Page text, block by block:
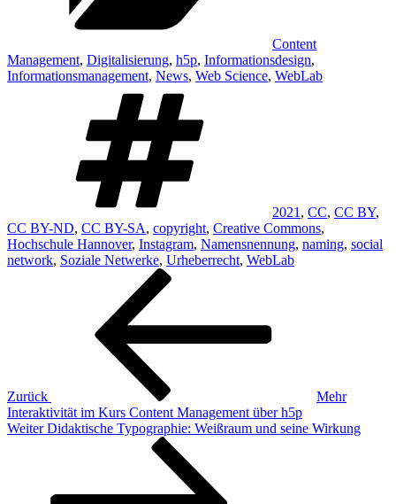
Content
Management, Digitalisierung, h5p, Informationsdesign,
Informationsmanagement, News, Web Science, WebLab
2021 , CC, CC BY,
CC BY-ND, CC BY-SA, copyright, Creative Commons,
Hochschule Hannover, Instagram, Namensnennung, naming, social
network, Soziale Netwerke, Urheberrecht, WebLab
Beitragsnavigation
Zurück
Mehr
Interaktivität im Kurs Content Management über h5p
Nächster
Weiter Didaktische Typographie: Weißraum und seine Wirkung